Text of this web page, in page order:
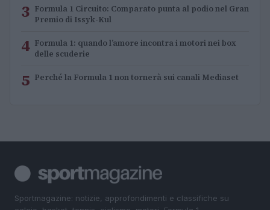
3 Formula 1 Circuito: Comparato punta al podio nel Gran
Premio di Issyk-Kul
4 Formula 1: quando l’amore incontra i motori nei box
delle scuderie
5 Perché la Formula 1 non tornerà sui canali Mediaset
Sportmagazine: notizie, approfondimenti e classifiche su